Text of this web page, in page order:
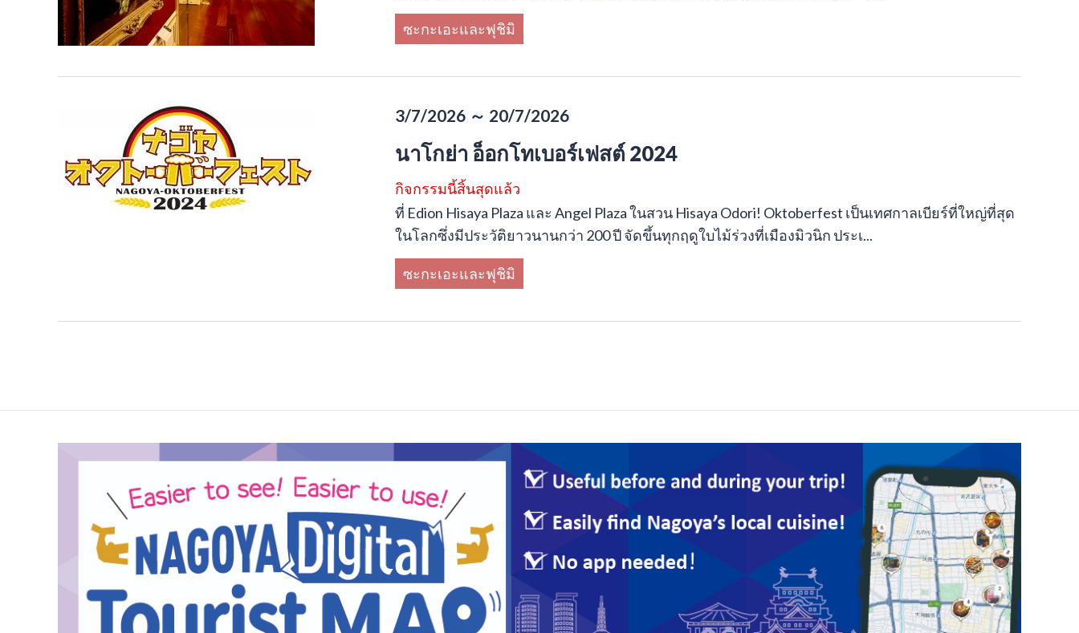
ซะกะเอะและฟุชิมิ
3/7/2026 ～ 20/7/2026
นาโกย่า อ็อกโทเบอร์เฟสต์ 2024
กิจกรรมนี้สิ้นสุดแล้ว
ที่ Edion Hisaya Plaza และ Angel Plaza ในสวน Hisaya Odori! Oktoberfest เป็นเทศกาลเบียร์ที่ใหญ่ที่สุด
ในโลกซึ่งมีประวัติยาวนานกว่า 200 ปี จัดขึ้นทุกฤดูใบไม้ร่วงที่เมืองมิวนิก ประเ...
ซะกะเอะและฟุชิมิ